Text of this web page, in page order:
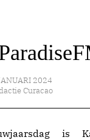
2024
Curacao
is